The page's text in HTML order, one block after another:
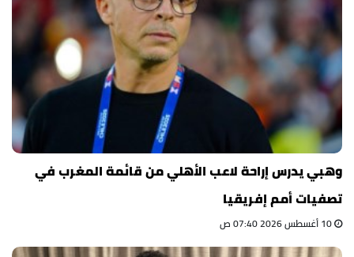
وهبي يدرس إراحة لاعب الأهلي من قائمة المغرب في
تصفيات أمم إفريقيا